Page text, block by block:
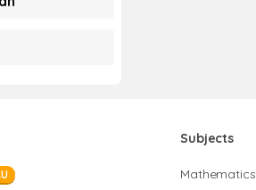
Subjects
Mathematics